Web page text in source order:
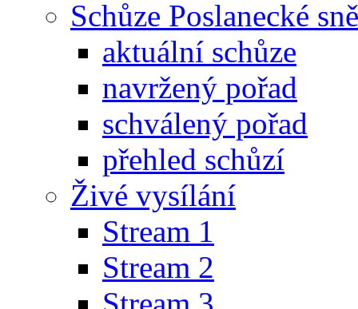
Schůze Poslanecké
aktuální schůze
navržený pořad
schválený pořad
přehled schůzí
Živé vysílání
Stream 1
Stream 2